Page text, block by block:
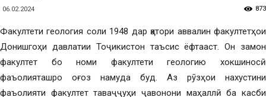
06.02.2024 873
Факултети геология соли 1948 дар қатори аввалин факултетҳои
Донишгоҳи давлатии Тоҷикистон таъсис ёфтааст. Он замон
факултет бо номи факултети геологию хокшиносӣ
фаъолияташро оғоз намуда буд. Аз рӯзҳои нахустини
фаъолияти факултет таваҷҷуҳи ҷавонони маҳаллӣ ба касби